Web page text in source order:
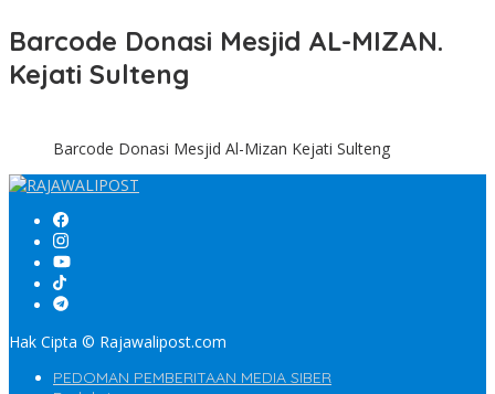
Barcode Donasi Mesjid AL-MIZAN.
Kejati Sulteng
Barcode Donasi Mesjid Al-Mizan Kejati Sulteng
Hak Cipta © Rajawalipost.com
PEDOMAN PEMBERITAAN MEDIA SIBER